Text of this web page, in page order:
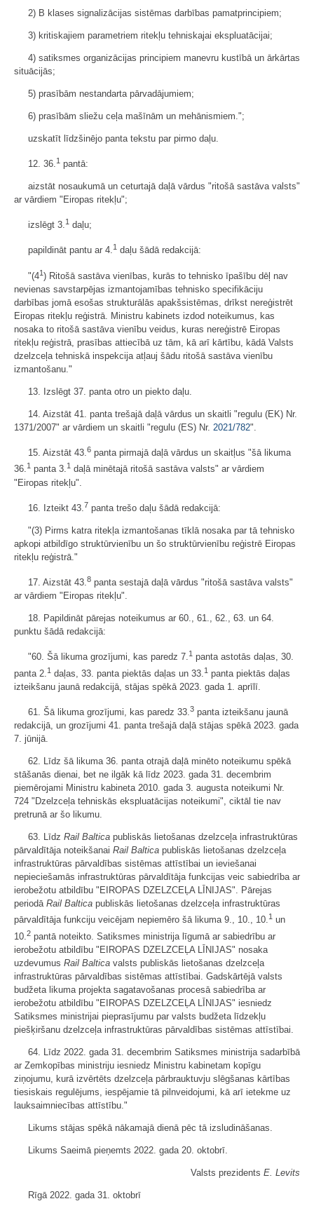
2) B klases signalizācijas sistēmas darbības pamatprincipiem;
3) kritiskajiem parametriem ritekļu tehniskajai ekspluatācijai;
4) satiksmes organizācijas principiem manevru kustībā un ārkārtas
situācijās;
5) prasībām nestandarta pārvadājumiem;
6) prasībām sliežu ceļa mašīnām un mehānismiem.";
uzskatīt līdzšinējo panta tekstu par pirmo daļu.
12. 36. 1 pantā:
aizstāt nosaukumā un ceturtajā daļā vārdus "ritošā sastāva valsts"
ar vārdiem "Eiropas ritekļu";
izslēgt 3.1 daļu;
papildināt pantu ar 4.1 daļu šādā redakcijā:
"(41) Ritošā sastāva vienības, kurās to tehnisko īpašību dēļ nav
nevienas savstarpējas izmantojamības tehnisko specifikāciju
darbības jomā esošas strukturālās apakšsistēmas, drīkst nereģistrēt
Eiropas ritekļu reģistrā. Ministru kabinets izdod noteikumus, kas
nosaka to ritošā sastāva vienību veidus, kuras nereģistrē Eiropas
ritekļu reģistrā, prasības attiecībā uz tām, kā arī kārtību, kādā Valsts
dzelzceļa tehniskā inspekcija atļauj šādu ritošā sastāva vienību
izmantošanu."
13. Izslēgt 37. panta otro un piekto daļu.
14. Aizstāt 41. panta trešajā daļā vārdus un skaitli "regulu (EK) Nr.
1371/2007" ar vārdiem un skaitli "regulu (ES) Nr. 2021/782".
15. Aizstāt 43.6 panta pirmajā daļā vārdus un skaitļus "šā likuma
36.1 panta 3.1 daļā minētajā ritošā sastāva valsts" ar vārdiem
"Eiropas ritekļu".
16. Izteikt 43. 7 panta trešo daļu šādā redakcijā:
"(3) Pirms katra ritekļa izmantošanas tīklā nosaka par tā tehnisko
apkopi atbildīgo struktūrvienību un šo struktūrvienību reģistrē Eiropas
ritekļu reģistrā."
17. Aizstāt 43.8 panta sestajā daļā vārdus "ritošā sastāva valsts"
ar vārdiem "Eiropas ritekļu".
18. Papildināt pārejas noteikumus ar 60., 61., 62., 63. un 64.
punktu šādā redakcijā:
"60. Šā likuma grozījumi, kas paredz 7.1 panta astotās daļas, 30.
panta 2. 1 daļas, 33. panta piektās daļas un 33. 1 panta piektās daļas
izteikšanu jaunā redakcijā, stājas spēkā 2023. gada 1. aprīlī.
61. Šā likuma grozījumi, kas paredz 33.3 panta izteikšanu jaunā
redakcijā, un grozījumi 41. panta trešajā daļā stājas spēkā 2023. gada
7. jūnijā.
62. Līdz šā likuma 36. panta otrajā daļā minēto noteikumu spēkā
stāšanās dienai, bet ne ilgāk kā līdz 2023. gada 31. decembrim
piemērojami Ministru kabineta 2010. gada 3. augusta noteikumi Nr.
724 "Dzelzceļa tehniskās ekspluatācijas noteikumi", ciktāl tie nav
pretrunā ar šo likumu.
63. Līdz Rail Baltica publiskās lietošanas dzelzceļa infrastruktūras
pārvaldītāja noteikšanai Rail Baltica publiskās lietošanas dzelzceļa
infrastruktūras pārvaldības sistēmas attīstībai un ieviešanai
nepieciešamās infrastruktūras pārvaldītāja funkcijas veic sabiedrība ar
ierobežotu atbildību "EIROPAS DZELZCEĻA LĪNIJAS". Pārejas
periodā Rail Baltica publiskās lietošanas dzelzceļa infrastruktūras
pārvaldītāja funkciju veicējam nepiemēro šā likuma 9., 10., 10.1 un
10. 2 pantā noteikto. Satiksmes ministrija līgumā ar sabiedrību ar
ierobežotu atbildību "EIROPAS DZELZCEĻA LĪNIJAS" nosaka
uzdevumus Rail Baltica valsts publiskās lietošanas dzelzceļa
infrastruktūras pārvaldības sistēmas attīstībai. Gadskārtējā valsts
budžeta likuma projekta sagatavošanas procesā sabiedrība ar
ierobežotu atbildību "EIROPAS DZELZCEĻA LĪNIJAS" iesniedz
Satiksmes ministrijai pieprasījumu par valsts budžeta līdzekļu
piešķiršanu dzelzceļa infrastruktūras pārvaldības sistēmas attīstībai.
64. Līdz 2022. gada 31. decembrim Satiksmes ministrija sadarbībā
ar Zemkopības ministriju iesniedz Ministru kabinetam kopīgu
ziņojumu, kurā izvērtēts dzelzceļa pārbrauktuvju slēgšanas kārtības
tiesiskais regulējums, iespējamie tā pilnveidojumi, kā arī ietekme uz
lauksaimniecības attīstību."
Likums stājas spēkā nākamajā dienā pēc tā izsludināšanas.
Likums Saeimā pieņemts 2022. gada 20. oktobrī.
Valsts prezidents E. Levits
Rīgā 2022. gada 31. oktobrī